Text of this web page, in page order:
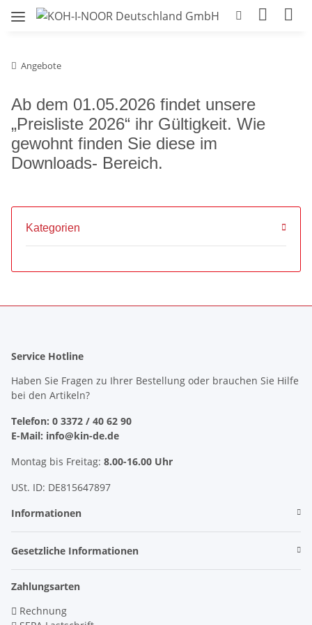
Angebote
Ab dem 01.05.2026 findet unsere
„Preisliste 2026“ ihr Gültigkeit. Wie
gewohnt finden Sie diese im
Downloads- Bereich.
Kategorien
Service Hotline
Haben Sie Fragen zu Ihrer Bestellung oder brauchen Sie Hilfe
bei den Artikeln?
Telefon: 0 3372 / 40 62 90
E-Mail: info@kin-de.de
Montag bis Freitag: 8.00-16.00 Uhr
USt. ID: DE815647897
Informationen
Gesetzliche Informationen
Zahlungsarten
Rechnung